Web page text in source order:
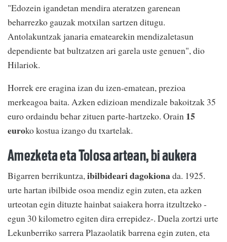
"Edozein igandetan mendira ateratzen garenean
beharrezko gauzak motxilan sartzen ditugu.
Antolakuntzak janaria ematearekin mendizaletasun
dependiente bat bultzatzen ari garela uste genuen", dio
Hilariok.
Horrek ere eragina izan du izen-ematean, prezioa
merkeagoa baita. Azken edizioan mendizale bakoitzak 35
euro ordaindu behar zituen parte-hartzeko. Orain 15
euroko kostua izango du txartelak.
Amezketa eta Tolosa artean, bi aukera
Bigarren berrikuntza, ibilbideari dagokionada. 1925.
urte hartan ibilbide osoa mendiz egin zuten, eta azken
urteotan egin dituzte hainbat saiakera horra itzultzeko -
egun 30 kilometro egiten dira errepidez-. Duela zortzi urte
Lekunberriko sarrera Plazaolatik barrena egin zuten, eta